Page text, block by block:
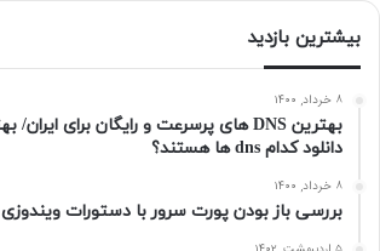
بیشترین بازدید
۸ خرداد, ۱۴۰۰
دانلود کدام dns ها هستند؟
۸ خرداد, ۱۴۰۰
بررسی باز بودن پورت سرور با دستورات ویندوزی